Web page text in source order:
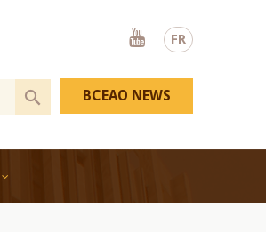
FR
Youtube
BCEAO NEWS